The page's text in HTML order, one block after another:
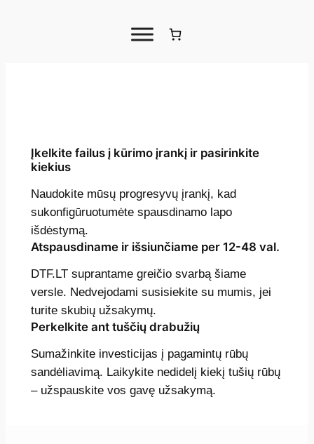
Įkelkite failus į kūrimo įrankį ir pasirinkite
kiekius
Naudokite mūsų progresyvų įrankį, kad
sukonfigūruotumėte spausdinamo lapo
išdėstymą.
Atspausdiname ir išsiunčiame per 12-48 val.
DTF.LT suprantame greičio svarbą šiame
versle. Nedvejodami susisiekite su mumis, jei
turite skubių užsakymų.
Perkelkite ant tuščių drabužių
Sumažinkite investicijas į pagamintų rūbų
sandėliavimą. Laikykite nedidelį kiekį tušių rūbų
– užspauskite vos gavę užsakymą.